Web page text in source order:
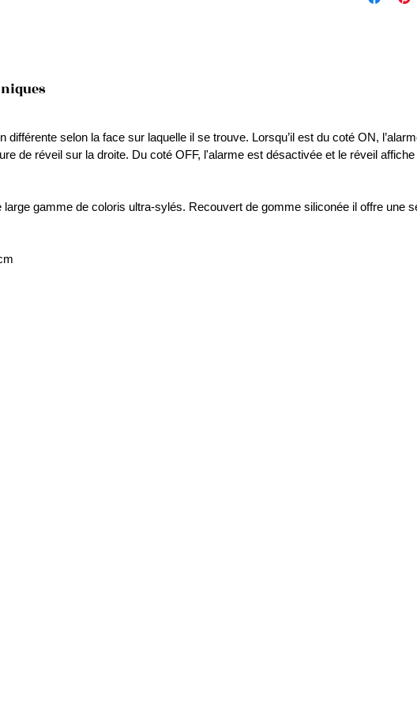
différente selon la face sur laquelle il se trouve. Lorsqu’il est du coté ON,
de réveil sur la droite. Du coté OFF, l'alarme est désactivée et le réveil
large gamme de coloris ultra-sylés. Recouvert de gomme siliconée il offre une